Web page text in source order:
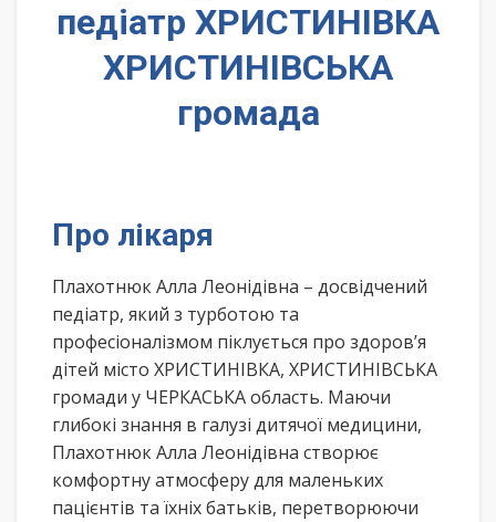
педіатр ХРИСТИНІВКА
ХРИСТИНІВСЬКА
громада
Про лікаря
Плахотнюк Алла Леонідівна – досвідчений
педіатр, який з турботою та
професіоналізмом піклується про здоров’я
дітей місто ХРИСТИНІВКА, ХРИСТИНІВСЬКА
громади у ЧЕРКАСЬКА область. Маючи
глибокі знання в галузі дитячої медицини,
Плахотнюк Алла Леонідівна створює
комфортну атмосферу для маленьких
пацієнтів та їхніх батьків, перетворюючи